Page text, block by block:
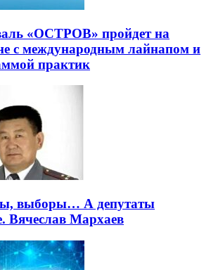
«ОСТРОВ» пройдет на
с международным лайнапом и
практик
выборы… А депутаты
Вячеслав Мархаев